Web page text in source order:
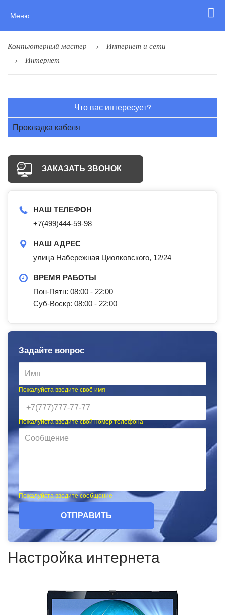
Меню
Компьютерный мастер
Интернет и сети
Интернет
Что вас интересует?
Прокладка кабеля
ЗАКАЗАТЬ ЗВОНОК
НАШ ТЕЛЕФОН
+7(499)444-59-98
НАШ АДРЕС
улица Набережная Циолковского, 12/24
ВРЕМЯ РАБОТЫ
Пон-Пятн: 08:00 - 22:00
Суб-Воскр: 08:00 - 22:00
Задайте вопрос
Пожалуйста введите своё имя
Пожалуйста введите свой номер телефона
Пожалуйста введите сообщение
ОТПРАВИТЬ
Настройка интернета